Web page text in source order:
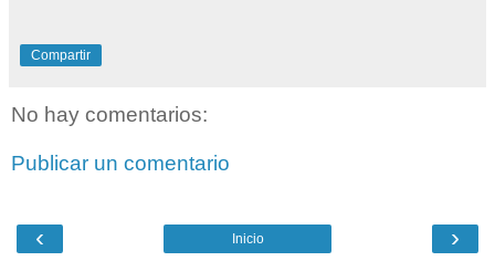
Compartir
No hay comentarios:
Publicar un comentario
‹ ›
Inicio